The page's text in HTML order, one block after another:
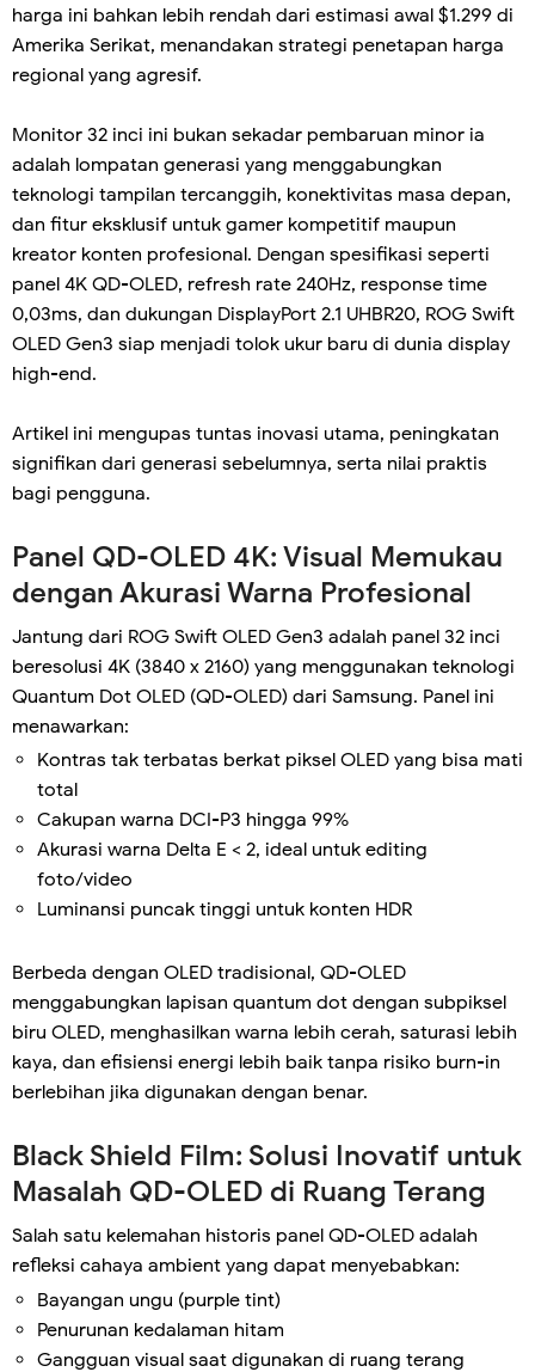
harga ini bahkan lebih rendah dari estimasi awal $1.299 di
Amerika Serikat, menandakan strategi penetapan harga
regional yang agresif.
Monitor 32 inci ini bukan sekadar pembaruan minor ia
adalah lompatan generasi yang menggabungkan
teknologi tampilan tercanggih, konektivitas masa depan,
dan fitur eksklusif untuk gamer kompetitif maupun
kreator konten profesional. Dengan spesifikasi seperti
panel 4K QD-OLED, refresh rate 240Hz, response time
0,03ms, dan dukungan DisplayPort 2.1 UHBR20, ROG Swift
OLED Gen3 siap menjadi tolok ukur baru di dunia display
high-end.
Artikel ini mengupas tuntas inovasi utama, peningkatan
signifikan dari generasi sebelumnya, serta nilai praktis
bagi pengguna.
Panel QD-OLED 4K: Visual Memukau
dengan Akurasi Warna Profesional
Jantung dari ROG Swift OLED Gen3 adalah panel 32 inci
beresolusi 4K (3840 x 2160) yang menggunakan teknologi
Quantum Dot OLED (QD-OLED) dari Samsung. Panel ini
menawarkan:
Kontras tak terbatas berkat piksel OLED yang bisa mati
total
Cakupan warna DCI-P3 hingga 99%
Akurasi warna Delta E < 2, ideal untuk editing
foto/video
Luminansi puncak tinggi untuk konten HDR
Berbeda dengan OLED tradisional, QD-OLED
menggabungkan lapisan quantum dot dengan subpiksel
biru OLED, menghasilkan warna lebih cerah, saturasi lebih
kaya, dan efisiensi energi lebih baik tanpa risiko burn-in
berlebihan jika digunakan dengan benar.
Black Shield Film: Solusi Inovatif untuk
Masalah QD-OLED di Ruang Terang
Salah satu kelemahan historis panel QD-OLED adalah
refleksi cahaya ambient yang dapat menyebabkan:
Bayangan ungu (purple tint)
Penurunan kedalaman hitam
Gangguan visual saat digunakan di ruang terang